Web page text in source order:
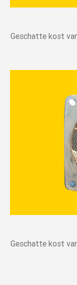
Geschatte kost
Geschatte kost